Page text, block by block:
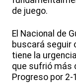
de juego.
El Nacional de
buscará seguir
tiene la
que sufrió más
Progreso por